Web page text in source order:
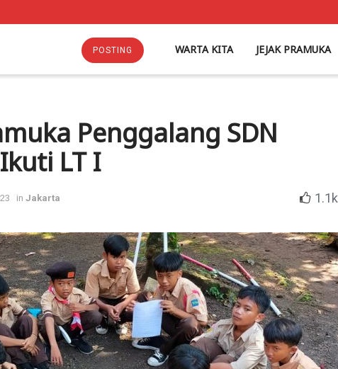
POSTING WARTA KITA JEJAK PRAMUKA
Penggalang SDN
LT I
in Jakarta 1.1k